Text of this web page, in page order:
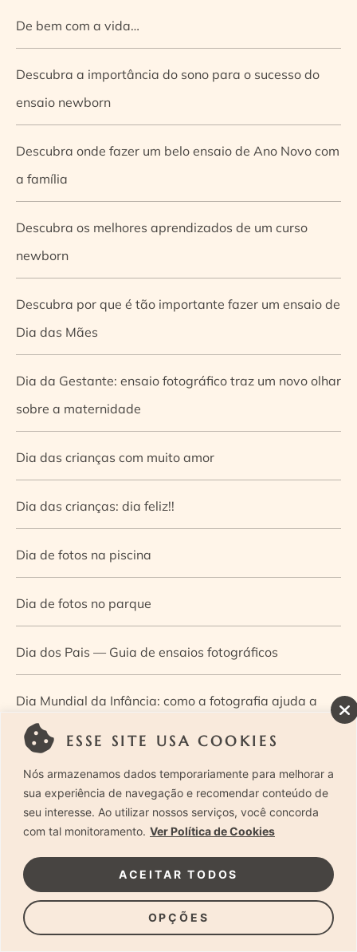
ESSE SITE USA COOKIES
Nós armazenamos dados temporariamente para melhorar a
sua experiência de navegação e recomendar conteúdo de
seu interesse. Ao utilizar nossos serviços, você concorda
com tal monitoramento. Ver Política de Cookies
OPÇÕES
ACEITAR TODOS
De bem com a vida…
Descubra a importância do sono para o sucesso do
ensaio newborn
Descubra onde fazer um belo ensaio de Ano Novo com
a família
Descubra os melhores aprendizados de um curso
newborn
Descubra por que é tão importante fazer um ensaio de
Dia das Mães
Dia da Gestante: ensaio fotográfico traz um novo olhar
sobre a maternidade
Dia das crianças com muito amor
Dia das crianças: dia feliz!!
Dia de fotos na piscina
Dia de fotos no parque
Dia dos Pais — Guia de ensaios fotográficos
Dia Mundial da Infância: como a fotografia ajuda a
construir a memória e a identidade da criança
Diário de uma grávida e sua pequena
Dica de especialista: como otimizar o fluxo de trabalho
no ensaio newborn?
Dica de especialista: qual o melhor guia de poses para
fotografia newborn?